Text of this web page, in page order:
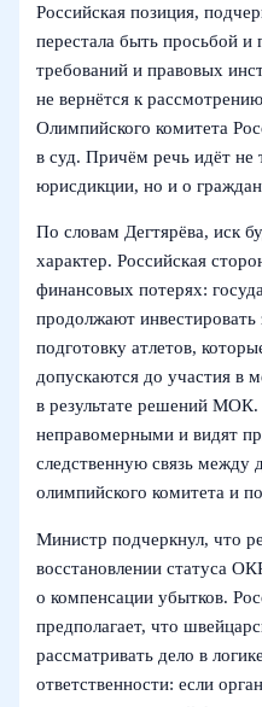
Российская позиция,
перестала быть просьбой и
требований и правовых
не вернётся к
Олимпийского комитета
в суд. Причём речь идёт не
юрисдикции, но и о
По словам Дегтярёва, иск
характер. Российская
финансовых потерях:
продолжают инвестировать
подготовку атлетов,
допускаются до участия в
в результате решений
неправомерными и видят
следственную связь
олимпийского комитета и
Министр подчеркнул, что
восстановлении статуса
о компенсации убытков.
предполагает, что
рассматривать дело в
ответственности: если